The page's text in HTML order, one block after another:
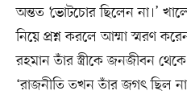
অন্তত ‘ভোটচোর ছিলেন না।’
নিয়ে প্রশ্ন করলে আম্মা স্মরণ
রহমান তাঁর স্ত্রীকে জনজীবন
‘রাজনীতি তখন তাঁর জগৎ ছিল